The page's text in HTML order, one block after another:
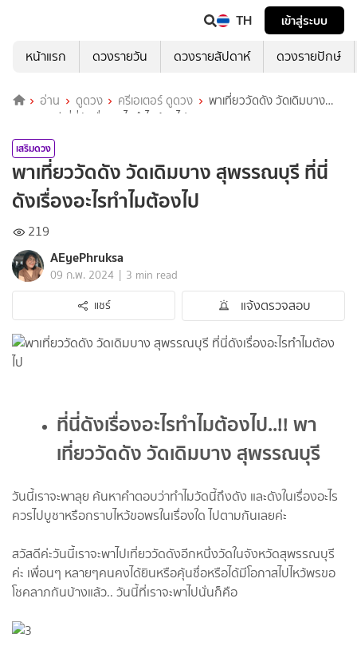
TH
เข้าสู่ระบบ
หน้าแรก
ดวงรายวัน ดวงรายสัปดาห์ ดวงรายปักษ์
อ่าน ดูดวง ครีเอเตอร์ ดูดวง
พาเที่ยววัดดัง วัดเดิมบาง
สุพรรณบุรี ที่นี่ดังเรื่องอะไรทำไมต้องไป
เสริมดวง
พาเที่ยววัดดัง วัดเดิมบาง สุพรรณบุรี ที่นี่
ดังเรื่องอะไรทำไมต้องไป
219
AEyePhruksa
09 ก.พ. 2024 | 3 min read
แชร์
แจ้งตรวจสอบ
ที่นี่ดังเรื่องอะไรทำไมต้องไป..!! พา
เที่ยววัดดัง วัดเดิมบาง สุพรรณบุรี
วันนี้เราจะพาลุย ค้นหาคำตอบว่าทำไมวัดนี้ถึงดัง และดังในเรื่องอะไร
ควรไปบูชาหรือกราบไหว้ขอพรในเรื่องใด ไปตามกันเลยค่ะ
สวัสดีค่ะวันนี้เราจะพาไปเที่ยววัดดังอีกหนึ่งวัดในจังหวัดสุพรรณบุรี
ค่ะ เพื่อนๆ หลายๆคนคงได้ยินหรือคุ้นชื่อหรือได้มีโอกาสไปไหว้พรขอ
โชคลาภกันบ้างแล้ว.. วันนี้ที่เราจะพาไปนั่นก็คือ